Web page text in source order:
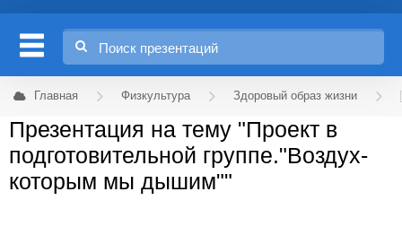
Главная Физкультура Здоровый образ жизни
Презентация на тему "Проект в
подготовительной группе."Воздух-
которым мы дышим""